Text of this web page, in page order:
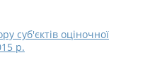
суб'єктів оціночної
р.